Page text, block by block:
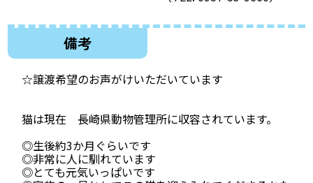
備考
☆譲渡希望のお声がけいただいています
猫は現在 長崎県動物管理所に収容されています。
◎生後約3か月ぐらいです
◎非常に人に馴れています
◎とても元気いっぱいです